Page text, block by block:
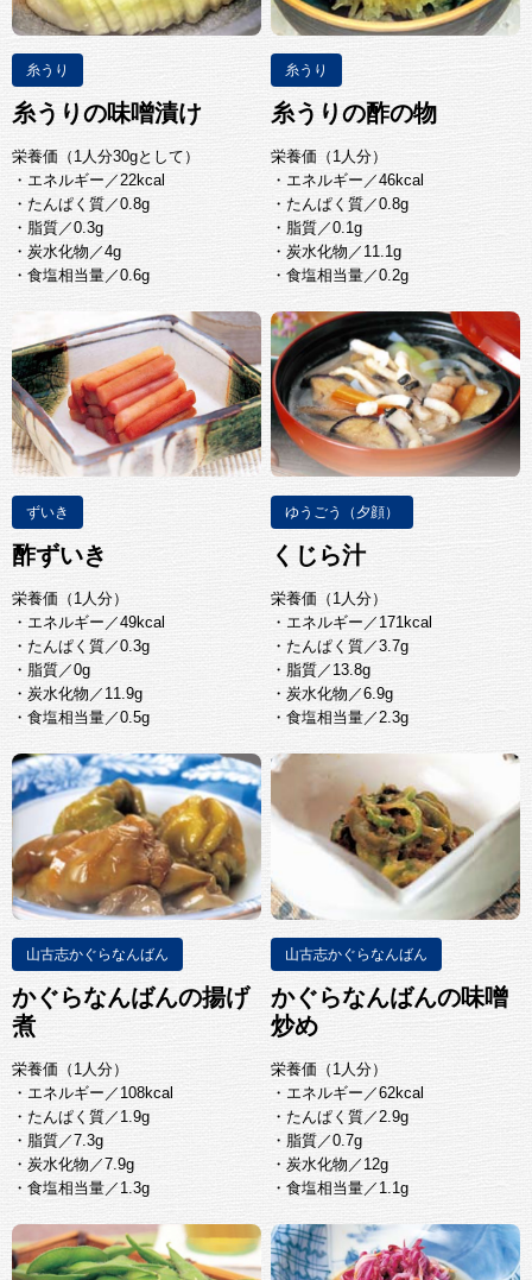
糸うり
糸うりの味噌漬け
栄養価（1人分30gとして）
・エネルギー／22kcal
・たんぱく質／0.8g
・脂質／0.3g
・炭水化物／4g
・食塩相当量／0.6g
糸うり
糸うりの酢の物
栄養価（1人分）
・エネルギー／46kcal
・たんぱく質／0.8g
・脂質／0.1g
・炭水化物／11.1g
・食塩相当量／0.2g
ずいき
酢ずいき
栄養価（1人分）
・エネルギー／49kcal
・たんぱく質／0.3g
・脂質／0g
・炭水化物／11.9g
・食塩相当量／0.5g
ゆうごう（夕顔）
くじら汁
栄養価（1人分）
・エネルギー／171kcal
・たんぱく質／3.7g
・脂質／13.8g
・炭水化物／6.9g
・食塩相当量／2.3g
山古志かぐらなんばん
かぐらなんばんの揚げ
煮
栄養価（1人分）
・エネルギー／108kcal
・たんぱく質／1.9g
・脂質／7.3g
・炭水化物／7.9g
・食塩相当量／1.3g
山古志かぐらなんばん
かぐらなんばんの味噌
炒め
栄養価（1人分）
・エネルギー／62kcal
・たんぱく質／2.9g
・脂質／0.7g
・炭水化物／12g
・食塩相当量／1.1g